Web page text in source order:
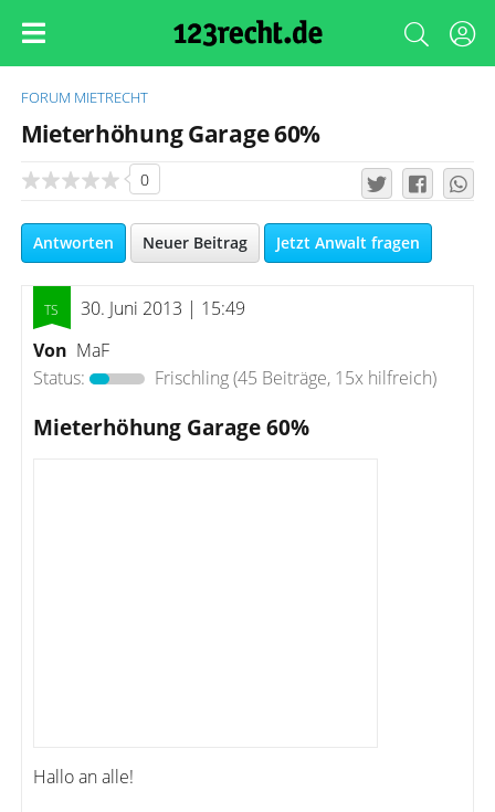
FORUM MIETRECHT
Mieterhöhung Garage 60%
0
Antworten Neuer Beitrag Jetzt Anwalt fragen
30. Juni 2013 | 15:49
Von MaF
Status:
Frischling(45 Beiträge, 15x hilfreich)
Mieterhöhung Garage 60%
Hallo an alle!